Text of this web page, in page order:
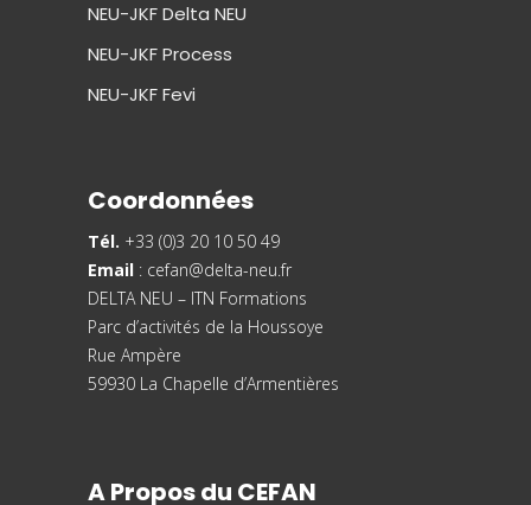
NEU-JKF Delta NEU
NEU-JKF Process
NEU-JKF Fevi
Coordonnées
Tél. +33 (0)3 20 10 50 49
Email : cefan@delta-neu.fr
DELTA NEU – ITN Formations
Parc d’activités de la Houssoye
Rue Ampère
59930 La Chapelle d’Armentières
A Propos du CEFAN